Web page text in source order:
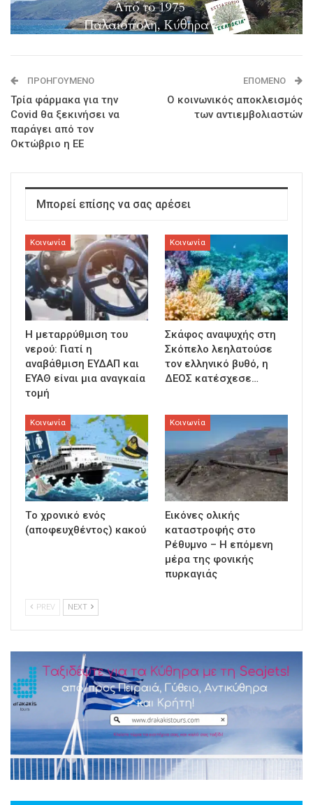
ΠΡΟΗΓΟΎΜΕΝΟ
Τρία φάρμακα για την
Covid θα ξεκινήσει να
παράγει από τον
Οκτώβριο η ΕΕ
ΕΠΌΜΕΝΟ
Ο κοινωνικός αποκλεισμός
των αντιεμβολιαστών
Μπορεί επίσης να σας αρέσει
Κοινωνία
Η μεταρρύθμιση του
νερού: Γιατί η
αναβάθμιση ΕΥΔΑΠ και
ΕΥΑΘ είναι μια αναγκαία
τομή
Κοινωνία
Σκάφος αναψυχής στη
Σκόπελο λεηλατούσε
τον ελληνικό βυθό, η
ΔΕΟΣ κατέσχεσε…
Κοινωνία
Τo χρονικό ενός
(αποφευχθέντος) κακού
Κοινωνία
Εικόνες ολικής
καταστροφής στο
Ρέθυμνο – Η επόμενη
μέρα της φονικής
πυρκαγιάς
PREV NEXT